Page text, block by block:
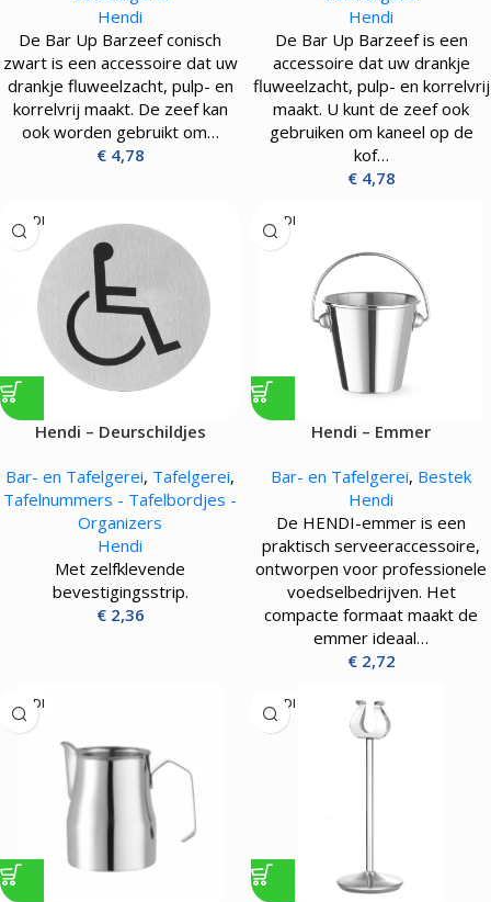
Hendi
De Bar Up Barzeef conisch
zwart is een accessoire dat uw
drankje fluweelzacht, pulp- en
korrelvrij maakt. De zeef kan
ook worden gebruikt om…
€4,78
Hendi
De Bar Up Barzeef is een
accessoire dat uw drankje
fluweelzacht, pulp- en korrelvrij
maakt. U kunt de zeef ook
gebruiken om kaneel op de
kof…
€4,78
HENDI
Hendi – Deurschildjes
Bar- en Tafelgerei, Tafelgerei,
Tafelnummers - Tafelbordjes -
Organizers
Hendi
Met zelfklevende
bevestigingsstrip.
€2,36
HENDI
Hendi – Emmer
Bar- en Tafelgerei, Bestek
Hendi
De HENDI-emmer is een
praktisch serveeraccessoire,
ontworpen voor professionele
voedselbedrijven. Het
compacte formaat maakt de
emmer ideaal…
€2,72
HENDI HENDI